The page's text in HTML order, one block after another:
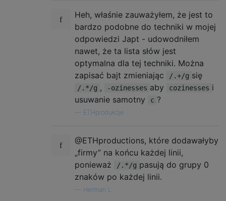
Heh, właśnie zauważyłem, że jest to
bardzo podobne do techniki w mojej
odpowiedzi Japt - udowodniłem
nawet, że ta lista słów jest
optymalna dla tej techniki. Można
zapisać bajt zmieniając
/.+/g się
/.*/g , -ozinesses aby cozinesses i
usuwanie samotny
c ?
ETHprodukcje
@ETHproductions, które dodawałyby
„firmy” na końcu każdej linii,
ponieważ
/.*/g pasują do grupy 0
znaków po każdej linii.
Herman L